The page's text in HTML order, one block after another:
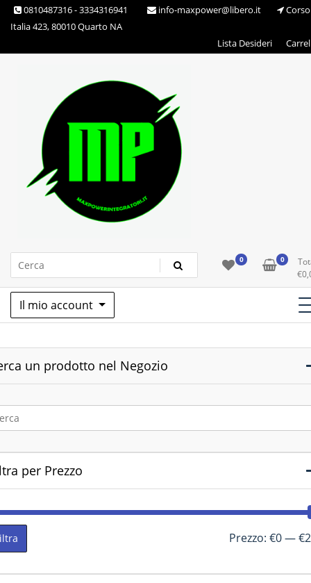
Skip 0810487316 - 3334316941 info-maxpower@libero.it
Corso
Italia 423, 80010 Quarto NA
Lista Desideri
Max Power Integratori 0 0
€
Il mio account
un prodotto nel Negozio
per Prezzo
Prezzo: €0—